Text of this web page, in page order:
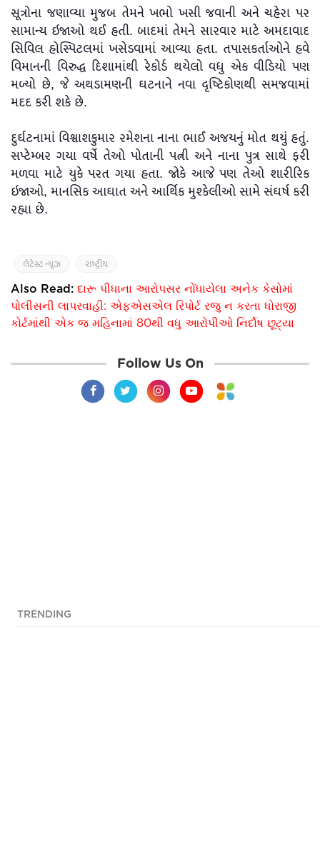
સૂત્રોના જણાવ્યા મુજબ તેમને ખભો ખસી જવાની અને ચહેરા પર
સામાન્ય ઇજાઓ થઈ હતી. બાદમાં તેમને સારવાર માટે અમદાવાદ
સિવિલ હોસ્પિટલમાં ખસેડવામાં આવ્યા હતા. તપાસકર્તાઓને હવે
વિમાનની વિરુદ્ધ દિશામાંથી રેકોર્ડ થયેલો વધુ એક વીડિયો પણ
મળ્યો છે, જે અથડામણની ઘટનાને નવા દૃષ્ટિકોણથી સમજવામાં
મદદ કરી શકે છે.
દુર્ઘટનામાં વિશ્વાશકુમાર રમેશના નાના ભાઈ અજયનું મોત થયું હતું.
સપ્ટેમ્બર ગયા વર્ષે તેઓ પોતાની પત્ની અને નાના પુત્ર સાથે ફરી
મળવા માટે યુકે પરત ગયા હતા. જોકે આજે પણ તેઓ શારીરિક
ઇજાઓ, માનસિક આઘાત અને આર્થિક મુશ્કેલીઓ સામે સંઘર્ષ કરી
રહ્યા છે.
લેટેસ્ટ ન્યૂઝ રાષ્ટ્રીય
Also Read: દારૂ પીધાના આરોપસર નોંધાયેલા અનેક કેસોમાં
પોલીસની લાપરવાહી: એફએસએલ રિપોર્ટ રજુ ન કરતા ધોરાજી
કોર્ટમાંથી એક જ મહિનામાં 80થી વધુ આરોપીઓ નિર્દોષ છૂટ્યા
Follow Us On
TRENDING